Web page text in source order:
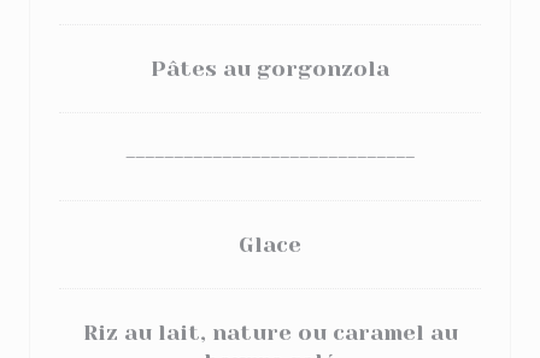
Pâtes au gorgonzola
------------------------------
Glace
Riz au lait, nature ou caramel au